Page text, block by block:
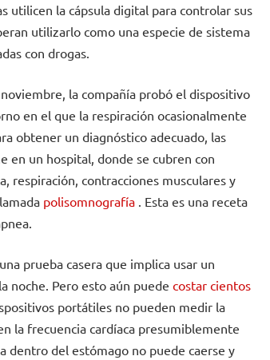
utilicen la cápsula digital para controlar sus
utilizarlo como una especie de sistema
con drogas.
la compañía probó el dispositivo
en el que la respiración ocasionalmente
obtener un diagnóstico adecuado, las
en un hospital, donde se cubren con
respiración, contracciones musculares y
polisomnografía. Esta es una receta
prueba casera que implica usar un
noche. Pero esto aún puede costar cientos
portátiles no pueden medir la
la frecuencia cardíaca presumiblemente
dentro del estómago no puede caerse y